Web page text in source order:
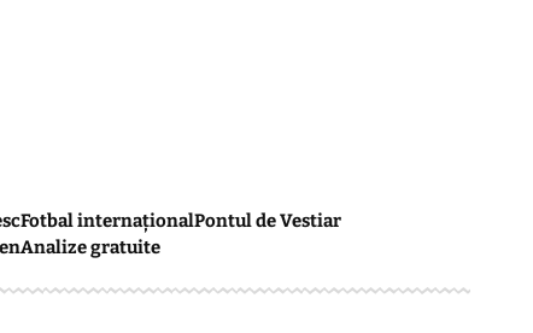
Fotbal internaționalPontul de Vestiar
Analize gratuite